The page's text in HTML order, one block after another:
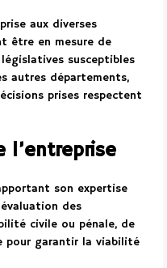
aux diverses
être en mesure de
susceptibles
autres départements,
prises respectent
l’entreprise
son expertise
des
civile ou pénale, de
pour garantir la viabilité